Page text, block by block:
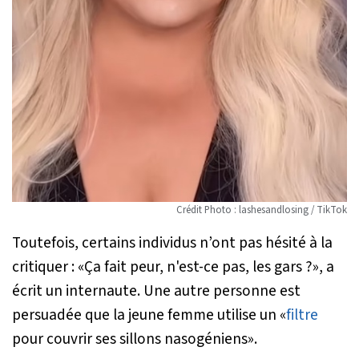
Crédit Photo : lashesandlosing / TikTok
Toutefois, certains individus n’ont pas hésité à la
critiquer : «Ça fait peur, n'est-ce pas, les gars ?», a
écrit un internaute. Une autre personne est
persuadée que la jeune femme utilise un «filtre
pour couvrir ses sillons nasogéniens».